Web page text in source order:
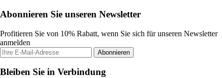
Abonnieren Sie unseren Newsletter
Profitieren Sie von 10% Rabatt, wenn Sie sich für unseren Newsletter
anmelden
Abonnieren
Bleiben Sie in Verbindung